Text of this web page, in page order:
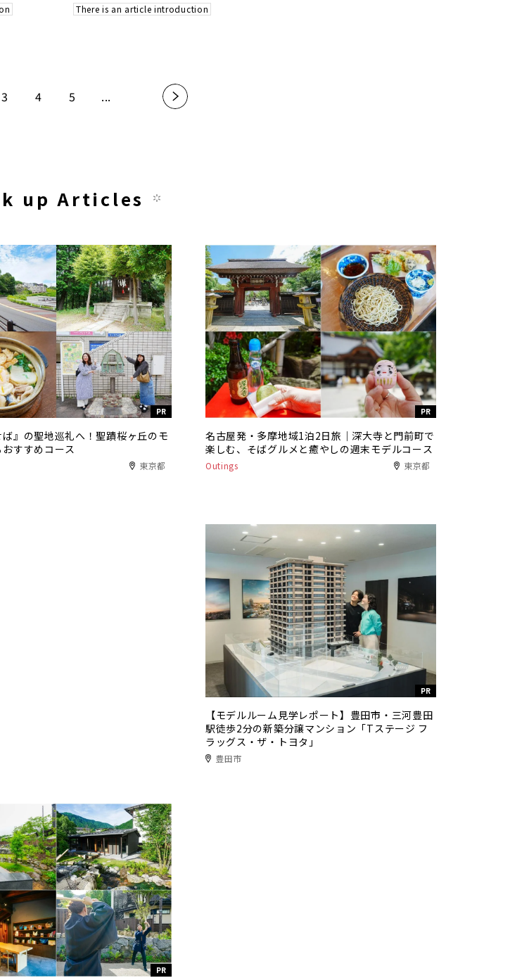
There is an article introduction
3 4 5 ... »
up Articles
PR
ば』の聖地巡礼へ！聖蹟桜ヶ丘のモ
すすめコース
東京都
PR
名古屋発・多摩地域1泊2日旅｜深大寺と門前町で
楽しむ、そばグルメと癒やしの週末モデルコース
Outings 東京都
PR
【モデルルーム見学レポート】豊田市・三河豊田
駅徒歩2分の新築分譲マンション「Tステージ フ
ラッグス・ザ・トヨタ」
豊田市
PR